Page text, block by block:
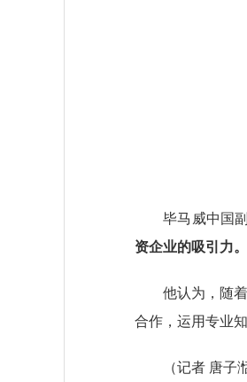
毕马威中国副
资企业的吸引力。
他认为，随着
合作，运用专业
（记者 唐子湉